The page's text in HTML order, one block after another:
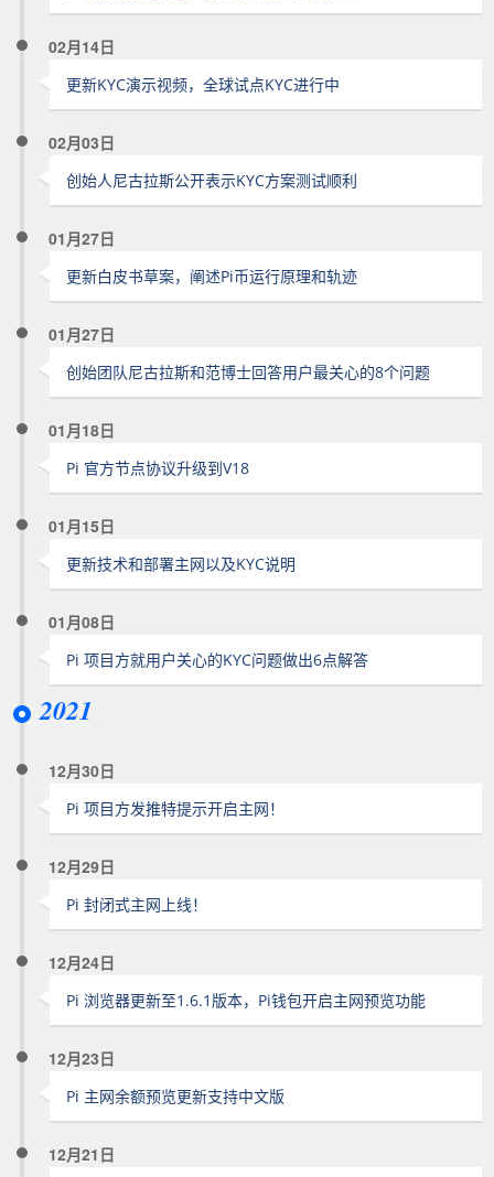
02月14日
更新KYC演示视频，全球试点KYC进行中
02月03日
创始人尼古拉斯公开表示KYC方案测试顺利
01月27日
更新白皮书草案，阐述Pi币运行原理和轨迹
01月27日
创始团队尼古拉斯和范博士回答用户最关心的8个问题
01月18日
Pi 官方节点协议升级到V18
01月15日
更新技术和部署主网以及KYC说明
01月08日
Pi 项目方就用户关心的KYC问题做出6点解答
2021
12月30日
Pi 项目方发推特提示开启主网！
12月29日
Pi 封闭式主网上线！
12月24日
Pi 浏览器更新至1.6.1版本，Pi钱包开启主网预览功能
12月23日
Pi 主网余额预览更新支持中文版
12月21日